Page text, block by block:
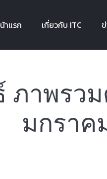
าแรก เกี่ยวกับ ITC
ภาพรว
มกราค
เกี่ยวกับ ITC